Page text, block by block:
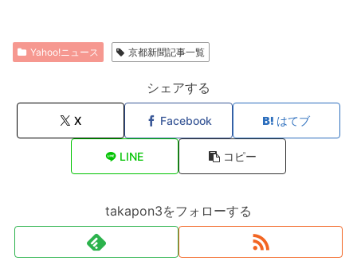
Yahoo!ニュース 京都新聞記事一覧
シェアする
X Facebook はてブ
LINE コピー
takapon3をフォローする